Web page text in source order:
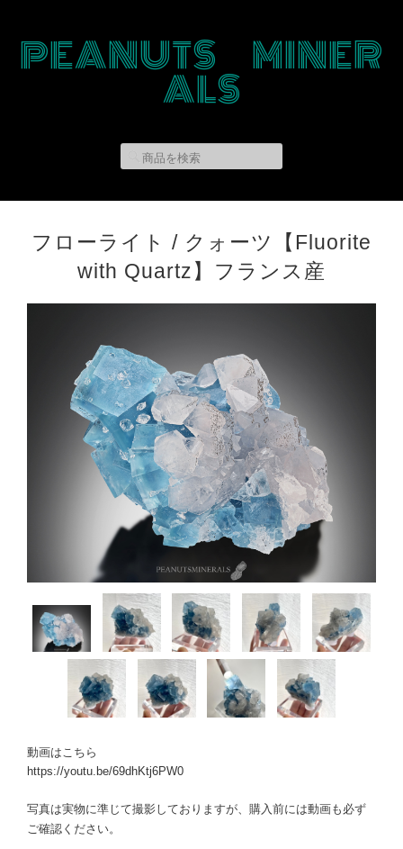
PEANUTS MINER
ALS
フローライト / クォーツ【Fluorite
with Quartz】フランス産
動画はこちら
https://youtu.be/69dhKtj6PW0
写真は実物に準じて撮影しておりますが、購入前には動画も必ず
ご確認ください。